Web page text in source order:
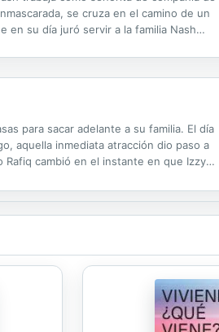
se cruza en el camino de un
en su día juró servir a la familia Nash
para sacar adelante a su familia. El día
aquella inmediata atracción dio paso a
cambió en el instante en que Izzy